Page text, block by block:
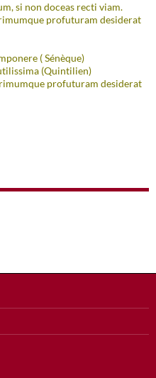
si non doceas recti viam.
profuturam desiderat
( Sénèque)
(Quintilien)
profuturam desiderat